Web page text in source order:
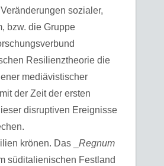
sozialer,
bzw. die Gruppe
Resilienztheorie die
mediävistischer
der Zeit der ersten
disruptiven Ereignisse
krönen. Das _ Regnum
süditalienischen Festland